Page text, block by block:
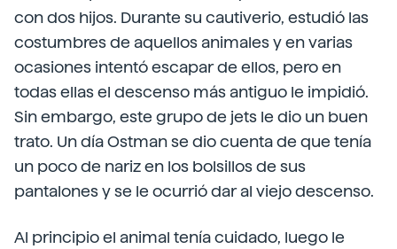
con dos hijos. Durante su cautiverio, estudió las
costumbres de aquellos animales y en varias
ocasiones intentó escapar de ellos, pero en
todas ellas el descenso más antiguo le impidió.
Sin embargo, este grupo de jets le dio un buen
trato. Un día Ostman se dio cuenta de que tenía
un poco de nariz en los bolsillos de sus
pantalones y se le ocurrió dar al viejo descenso.
Al principio el animal tenía cuidado, luego le